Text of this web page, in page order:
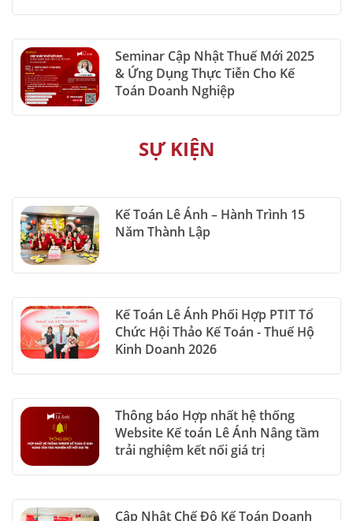
Seminar Cập Nhật Thuế Mới 2025
& Ứng Dụng Thực Tiễn Cho Kế
Toán Doanh Nghiệp
SỰ KIỆN
Kế Toán Lê Ánh – Hành Trình 15
Năm Thành Lập
Kế Toán Lê Ánh Phối Hợp PTIT Tổ
Chức Hội Thảo Kế Toán - Thuế Hộ
Kinh Doanh 2026
Thông báo Hợp nhất hệ thống
Website Kế toán Lê Ánh Nâng tầm
trải nghiệm kết nối giá trị
Cập Nhật Chế Độ Kế Toán Doanh